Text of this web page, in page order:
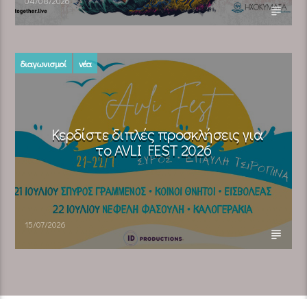
διαγωνισμοί νέα
Κερδίστε διπλές προσκλήσεις για
το AVLI FEST 2026
15/07/2026